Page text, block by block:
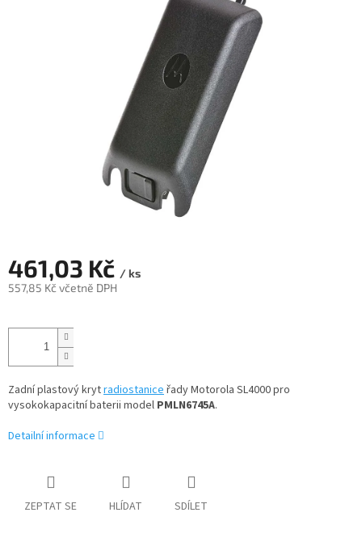
461,03 Kč / ks
557,85 Kč včetně DPH
cena:
Zadní plastový krytradiostaniceřady Motorola SL4000 pro
vysokokapacitní baterii model PMLN6745A.
Detailní informace
ZEPTAT SE HLÍDAT SDÍLET